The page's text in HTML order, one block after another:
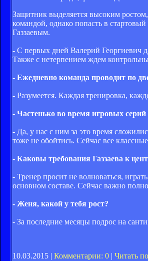
Защитник выделяется высоким
командой, однако попасть в
Газзаевым.
- С первых дней Валерий Георгиевич
Также с нетерпением ждем
- Ежедневно команда проводит по
- Разумеется. Каждая тренировка,
- Частенько во время игровых
- Да, у нас с ним за это время
тоже не обойтись. Сейчас все
- Каковы требования Газзаева к
- Тренер просит не волноваться,
основном составе. Сейчас важно
- Женя, какой у тебя рост?
- За последние месяцы подрос на
10.03.2015 | Комментарии: 0 | Читать